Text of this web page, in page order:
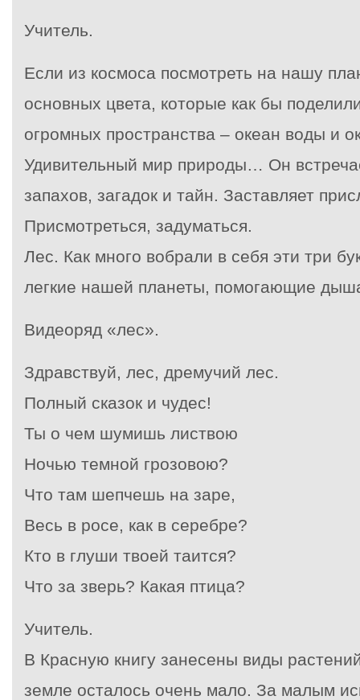
Учитель.
Если из космоса посмотреть на нашу
основных цвета, которые как бы
огромных пространства – океан воды и
Удивительный мир природы… Он
запахов, загадок и тайн. Заставляет
Присмотреться, задуматься.
Лес. Как много вобрали в себя эти три
легкие нашей планеты, помогающие
Видеоряд «лес».
Здравствуй, лес, дремучий лес.
Полный сказок и чудес!
Ты о чем шумишь листвою
Ночью темной грозовою?
Что там шепчешь на заре,
Весь в росе, как в серебре?
Кто в глуши твоей таится?
Что за зверь? Какая птица?
Учитель.
В Красную книгу занесены виды
земле осталось очень мало. За малым